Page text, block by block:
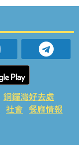
銅鑼灣好去處
社會 餐廳情報